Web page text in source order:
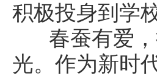
积极投身到学
春蚕有爱，
光。作为新时